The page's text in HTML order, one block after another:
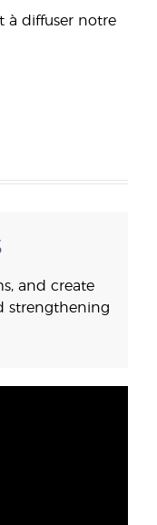
à diffuser notre
and create
strengthening